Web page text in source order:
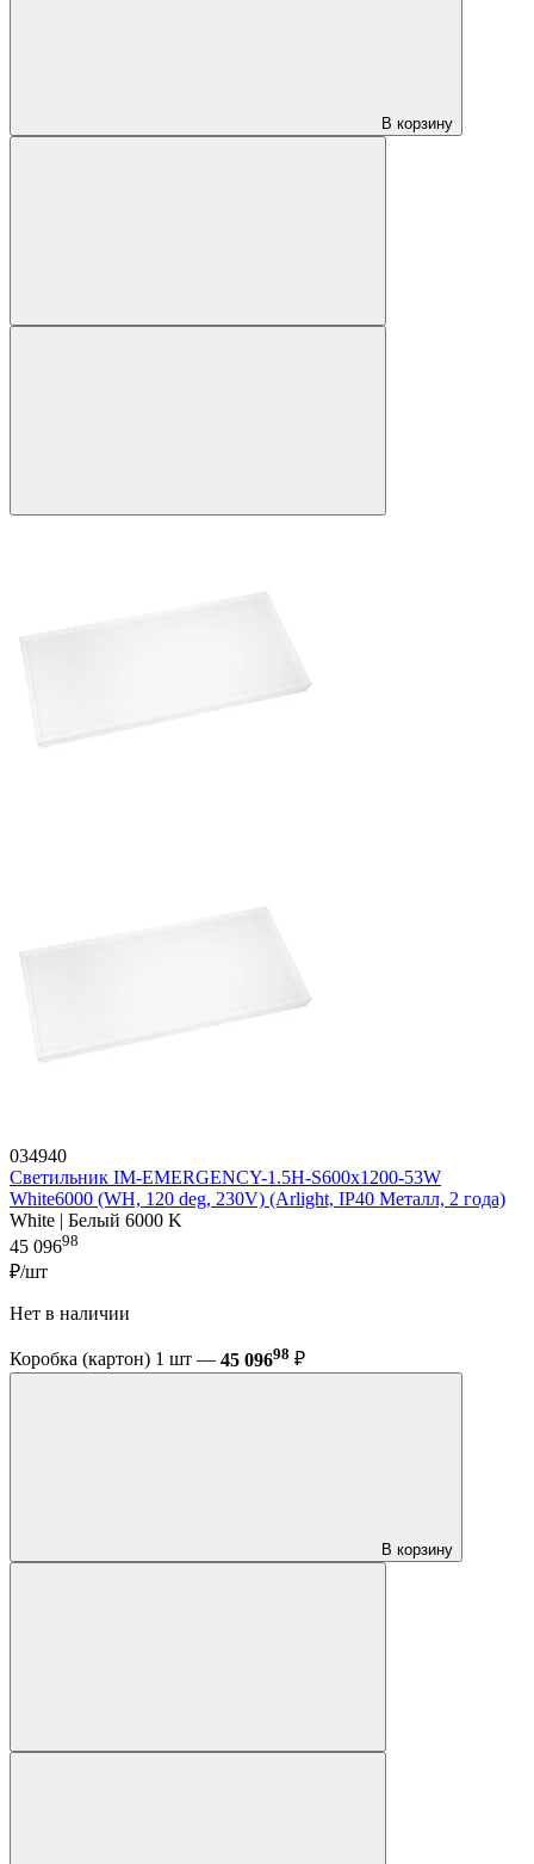
В корзину
034940
Светильник IM-EMERGENCY-1.5H-S600x1200-53W
White6000 (WH, 120 deg, 230V) (Arlight, IP40 Металл, 2 года)
White | Белый 6000 K
45 09698
₽/шт
Нет в наличии
Коробка (картон) 1 шт — 45 09698 ₽
В корзину